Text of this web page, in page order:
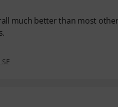
much better than most